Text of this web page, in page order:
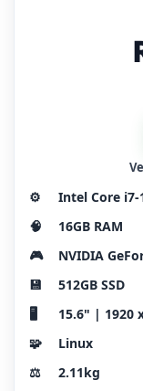
⚙️
Intel Core i7-
🧠
16GB RAM
🎮
NVIDIA
💾
512GB SSD
🖥️
15.6" | 1920
🧩
Linux
⚖️
2.11kg